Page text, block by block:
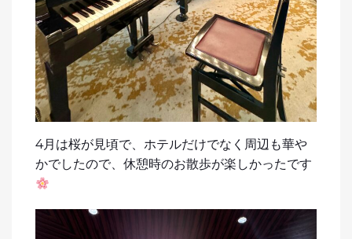
4月は桜が見頃で、ホテルだけでなく周辺も華や
かでしたので、休憩時のお散歩が楽しかったです